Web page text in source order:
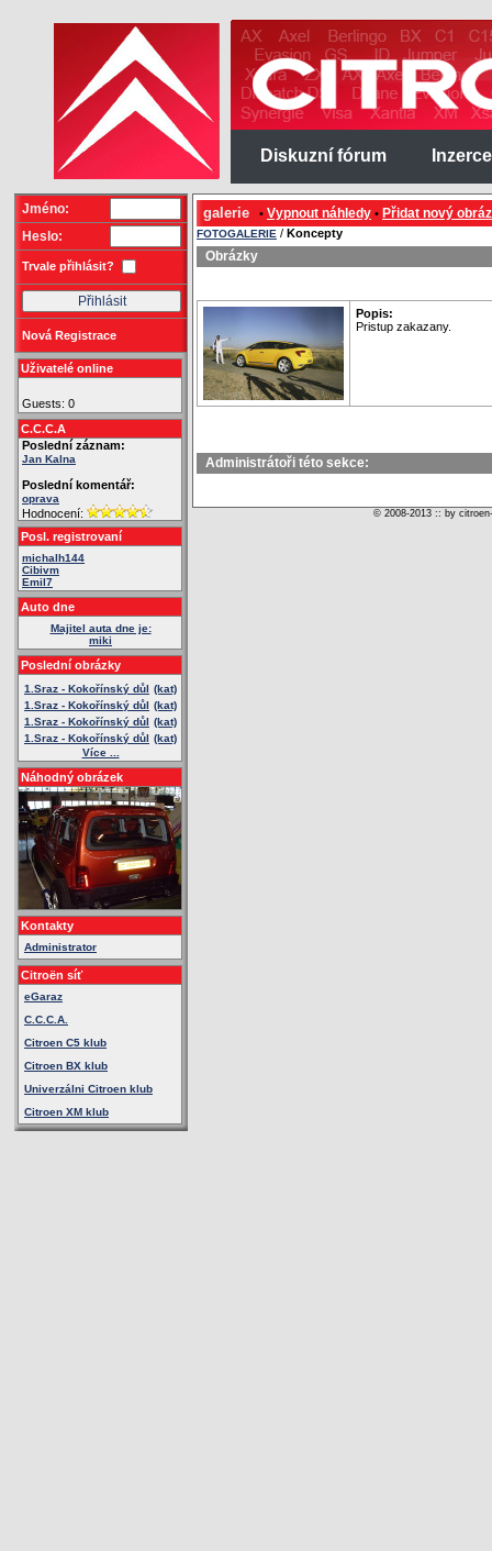
Diskuzní fórum Inzerce
Jméno:
Heslo:
Trvale přihlásit?
Nová Registrace
Uživatelé online
Guests: 0
C.C.C.A
Poslední záznam:
Jan Kalna
Poslední komentář:
oprava
Hodnocení:
Posl. registrovaní
michalh144
Cibivm
Emil7
Auto dne
Majitel auta dne je:
miki
Poslední obrázky
1.Sraz - Kokořínský důl (kat)
1.Sraz - Kokořínský důl (kat)
1.Sraz - Kokořínský důl (kat)
1.Sraz - Kokořínský důl (kat)
Více ...
Náhodný obrázek
Kontakty
Administrator
Citroën síť
eGaraz
C.C.C.A.
Citroen C5 klub
Citroen BX klub
Univerzálni Citroen klub
Citroen XM klub
galerie • Vypnout náhledy • Přidat nový
FOTOGALERIE / Koncepty
Obrázky
Popis:
Pristup zakazany.
Administrátoři této sekce:
© 2008-2013 :: by